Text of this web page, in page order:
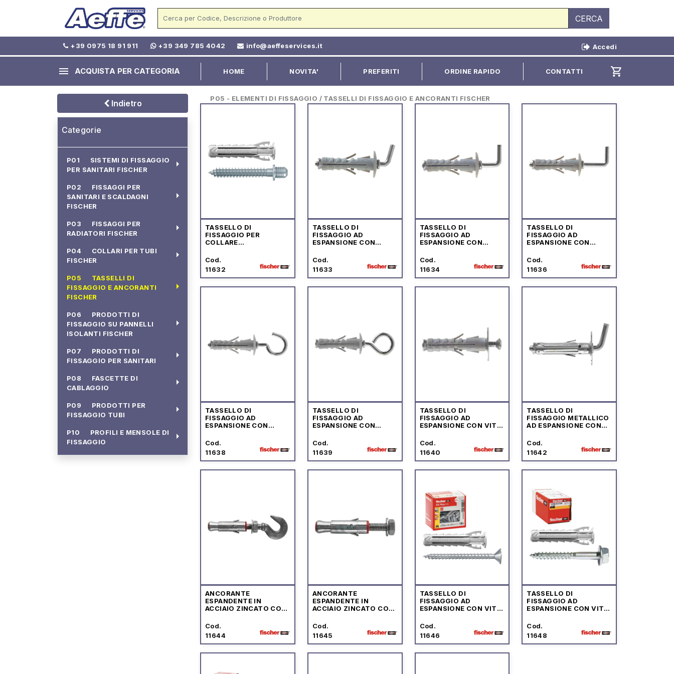
CERCA
+39 0975 18 91 911 +39 349 785 4042 info@aeffeservices.it Accedi
menu ACQUISTA PER CATEGORIA HOME NOVITA' PREFERITI ORDINE RAPIDO CONTATTI shopping_cart
Indietro
Categorie
P01 SISTEMI DI FISSAGGIO
PER SANITARI FISCHER
arrow_right
P02 FISSAGGI PER
SANITARI E SCALDAGNI
FISCHER
arrow_right
P03 FISSAGGI PER
RADIATORI FISCHER
arrow_right
P04 COLLARI PER TUBI
FISCHER
arrow_right
P05 TASSELLI DI
FISSAGGIO E ANCORANTI
FISCHER
arrow_right
P06 PRODOTTI DI
FISSAGGIO SU PANNELLI
ISOLANTI FISCHER
arrow_right
P07 PRODOTTI DI
FISSAGGIO PER SANITARI
arrow_right
P08 FASCETTE DI
CABLAGGIO
arrow_right
P09 PRODOTTI PER
FISSAGGIO TUBI
arrow_right
P10 PROFILI E MENSOLE DI
FISSAGGIO
arrow_right
P05 - ELEMENTI DI FISSAGGIO / TASSELLI DI FISSAGGIO E ANCORANTI FISCHER
TASSELLO DI
FISSAGGIO PER
COLLARE
TUBI IN METALLO
Cod.
11632
TASSELLO DI
FISSAGGIO AD
ESPANSIONE CON
Cod.
11633
TASSELLO DI
FISSAGGIO AD
ESPANSIONE CON
Cod.
11634
TASSELLO DI
FISSAGGIO AD
ESPANSIONE CON
Cod.
11636
TASSELLO DI
FISSAGGIO AD
ESPANSIONE CON
Cod.
11638
TASSELLO DI
FISSAGGIO AD
ESPANSIONE CON
Cod.
11639
TASSELLO DI
FISSAGGIO AD
ESPANSIONE CON VITE
COMBINATO
Cod.
11640
TASSELLO DI
FISSAGGIO METALLICO
AD ESPANSIONE CON
Cod.
11642
ANCORANTE
ESPANDENTE IN
ACCIAIO ZINCATO CON
Cod.
11644
ANCORANTE
ESPANDENTE IN
ACCIAIO ZINCATO CON
Cod.
11645
TASSELLO DI
FISSAGGIO AD
ESPANSIONE CON VITE
IMPRONTA POZI
Cod.
11646
TASSELLO DI
FISSAGGIO AD
ESPANSIONE CON VITE
FLANGIATA
Cod.
11648